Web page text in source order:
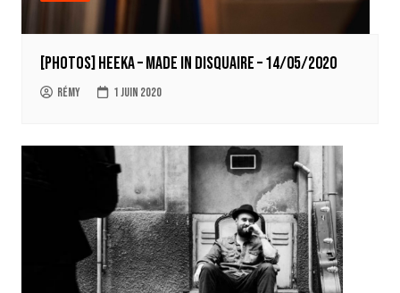
[Photos] Heeka – Made In Disquaire – 14/05/2020
Rémy 1 juin 2020